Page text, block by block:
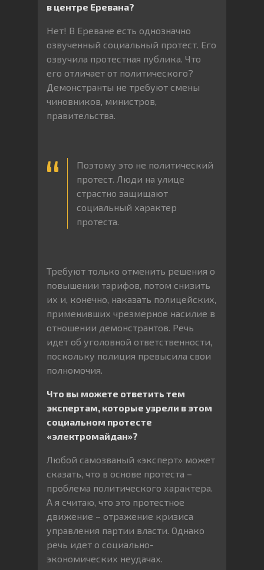
в центре Еревана?
Нет! В Ереване есть однозначно
озвученный социальный протест. Его
озвучила протестная публика. Что
его отличает от политического?
Демонстранты не требуют смены
чиновников, министров,
правительства.
Поэтому это не политический
протест. Люди на улице
страстно защищают
социальный характер
протеста.
Требуют только отменить решения о
повышении тарифов, потом снизить
их и, конечно, наказать полицейских,
применивших чрезмерное насилие в
отношении демонстрантов. Речь
идет об уголовной ответственности,
поскольку полиция превысила свои
полномочия.
Что вы можете ответить тем
экспертам, которые узрели в этом
социальном протесте
«электромайдан»?
Любой самозваный «эксперт» может
сказать, что в основе протеста –
проблема политического характера.
А я считаю, что это протестное
движение – отражение кризиса
управления партии власти. Однако
речь идет о социально-
экономических неудачах.